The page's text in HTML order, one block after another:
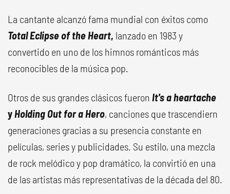
La cantante alcanzó fama mundial con éxitos como
Total Eclipse of the Heart, lanzado en 1983 y
convertido en uno de los himnos románticos más
reconocibles de la música pop.
Otros de sus grandes clásicos fueron It's a heartache
yHolding Out for a Hero, canciones que trascendiern
generaciones gracias a su presencia constante en
películas, series y publicidades. Su estilo, una mezcla
de rock melódico y pop dramático, la convirtió en una
de las artistas más representativas de la década del 80.